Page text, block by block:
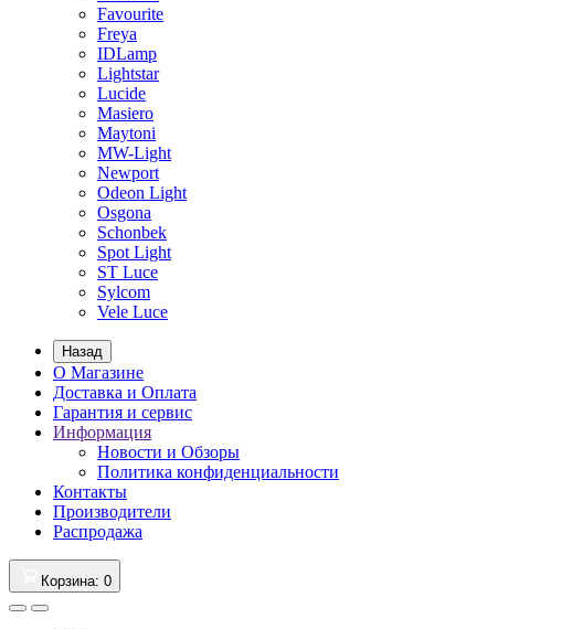
Favourite
Freya
IDLamp
Lightstar
Lucide
Masiero
Maytoni
MW-Light
Newport
Odeon Light
Osgona
Schonbek
Spot Light
ST Luce
Sylcom
Vele Luce
Назад
О Магазине
Доставка и Оплата
Гарантия и сервис
Информация
Новости и Обзоры
Политика конфиденциальности
Контакты
Производители
Распродажа
Корзина: 0